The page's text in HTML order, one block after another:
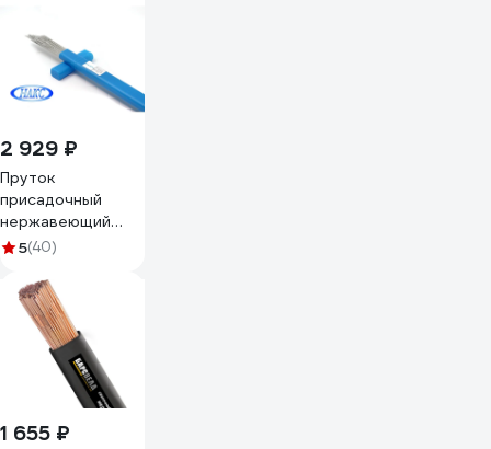
2 929 ₽
Пруток
присадочный
нержавеющий
SvarCity для
2мм 5кг сварка
TIG полуавтомат
пруток/
нержавейка/ER308LSi/2/5кг
5(40)
1 655 ₽